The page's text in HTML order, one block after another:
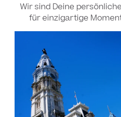
Wir sind Deine
für einzigartige